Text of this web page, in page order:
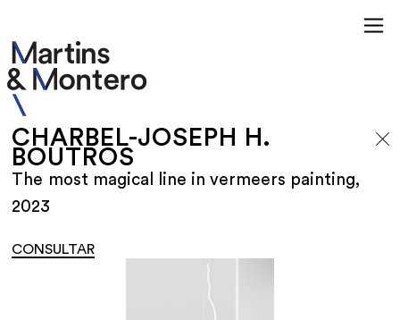
CHARBEL-JOSEPH H.
BOUTROS
The most magical line in vermeers painting,
2023
CONSULTAR